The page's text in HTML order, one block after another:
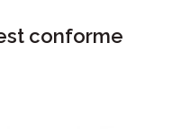
conforme